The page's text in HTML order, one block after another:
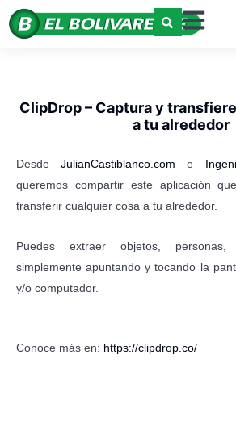
ClipDrop – Captura y
a tu alrededor
DesdeJulianCastiblanco.com e
queremos compartir este aplicación
transferir cualquier cosa a tu alrededor.
Puedes extraer objetos,
simplemente apuntando y tocando la
y/o computador.
Conoce más en: https://clipdrop.co/